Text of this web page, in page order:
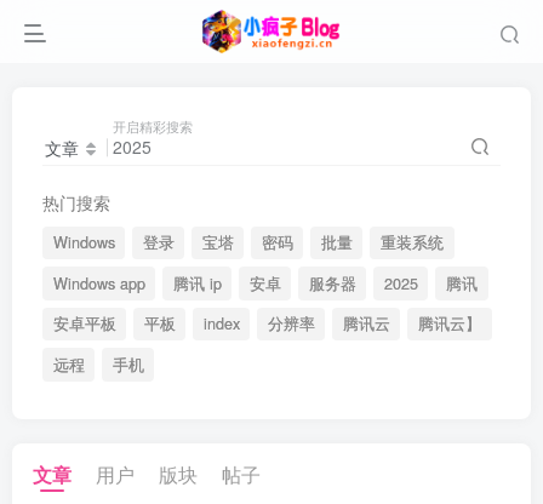
文章
开启精彩搜索
热门搜索
Windows 登录 宝塔 密码 批量
重装系统
Windows app
腾讯 ip 安卓 服务器 2025
腾讯
安卓平板
平板 index 分辨率 腾讯云
腾讯云】
远程
手机
文章 用户 版块 帖子